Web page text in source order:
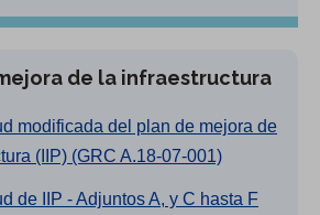
de la infraestructura
modificada del plan de mejora de
(IIP) (GRC A.18-07-001)
de IIP - Adjuntos A, y C hasta F